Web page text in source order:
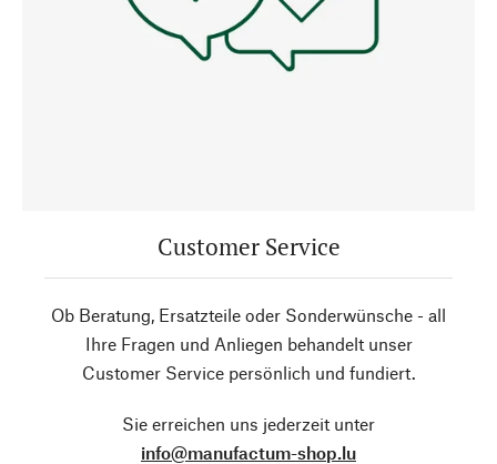
Customer Service
Ob Beratung, Ersatzteile oder Sonderwünsche - all
Ihre Fragen und Anliegen behandelt unser
Customer Service persönlich und fundiert.
Sie erreichen uns jederzeit unter
info@manufactum-shop.lu